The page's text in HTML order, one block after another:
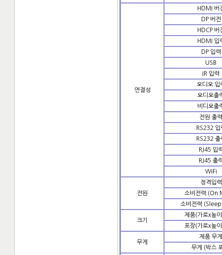
연결성
HDMI 버
DP 버전
HDCP 버
HDMI 입
DP 입력
USB
IR 입력
오디오 입
오디오출
비디오출
전원 출력
RS232 입
RS232 출
RJ45 입
RJ45 출
WiFi
전원
정격입력
소비전력 (On
소비전력
크기
제품(가로x높
포장(가로x높
무게
제품 무게
무게 (박스